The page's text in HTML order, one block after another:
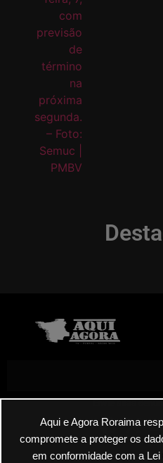
Aqui e Agora Roraima
compromete a proteger os
em conformidade com a
Envie suas